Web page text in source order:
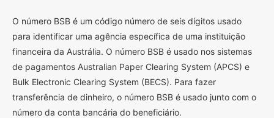
O número BSB é um código número de seis dígitos usado
para identificar uma agência específica de uma instituição
financeira da Austrália. O número BSB é usado nos sistemas
de pagamentos Australian Paper Clearing System (APCS) e
Bulk Electronic Clearing System (BECS). Para fazer
transferência de dinheiro, o número BSB é usado junto com o
número da conta bancária do beneficiário.